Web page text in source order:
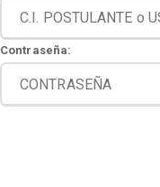
Contraseña: